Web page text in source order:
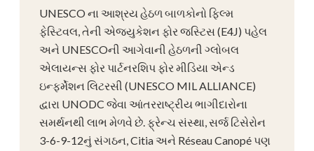
UNESCO ના આશ્રય હેઠળ બાળકોનો ફિલ્મ
ફેસ્ટિવલ, તેની એજ્યુકેશન ફોર જસ્ટિસ (E4J) પહેલ
અને UNESCOની આગેવાની હેઠળની ગ્લોબલ
એલાયન્સ ફોર પાર્ટનરશિપ ફોર મીડિયા એન્ડ
ઇન્ફર્મેશન લિટરસી (UNESCO MIL ALLIANCE)
દ્વારા UNODC જેવા આંતરરાષ્ટ્રીય ભાગીદારોના
સમર્થનથી લાભ મેળવે છે. ફ્રેન્ચ સંસ્થા, સર્જ ટિસેરોન
3-6-9-12નું સંગઠન, Citia અને Réseau Canopé પણ